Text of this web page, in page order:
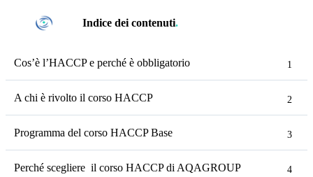
Indice dei contenuti.
Cos’è l’HACCP e perché è obbligatorio
A chi è rivolto il corso HACCP
Programma del corso HACCP Base
Perché scegliere il corso HACCP di AQAGROUP